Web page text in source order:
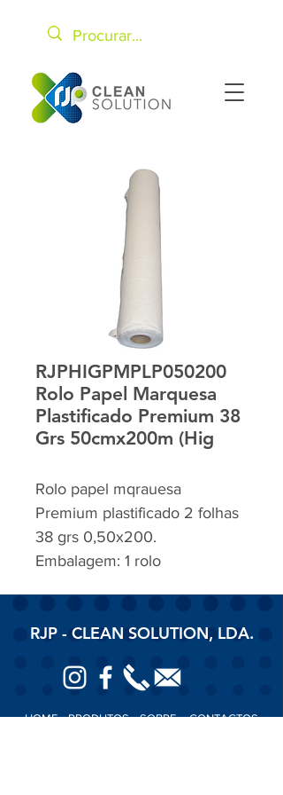
RJPHIGPMPLP050200
Rolo Papel Marquesa
Plastificado Premium 38
Grs 50cmx200m (Hig
Rolo papel mqrauesa
Premium plastificado 2 folhas
38 grs 0,50x200.
Embalagem: 1 rolo
RJP - CLEAN SOLUTION, LDA.
HOMEPRODUTOSSOBRE CONTACTOS